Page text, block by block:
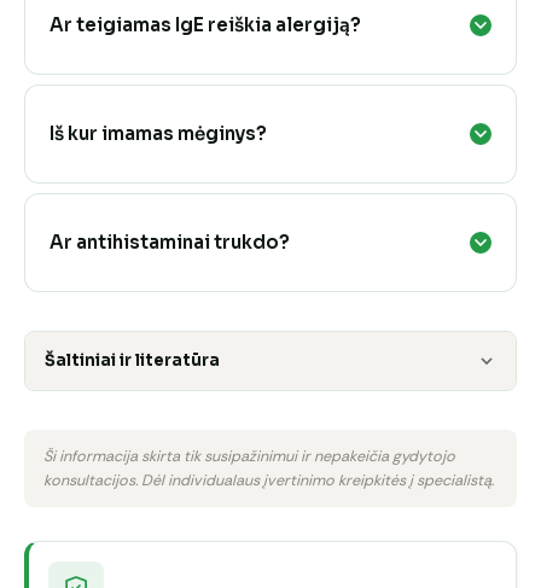
Ar teigiamas IgE reiškia alergiją?
Iš kur imamas mėginys?
Ar antihistaminai trukdo?
Šaltiniai ir literatūra
Ši informacija skirta tik susipažinimui ir nepakeičia gydytojo
konsultacijos. Dėl individualaus įvertinimo kreipkitės į specialistą.